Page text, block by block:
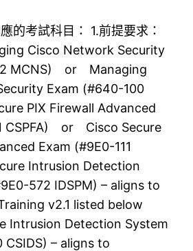
的考試科目： 1.前提要求：
Cisco Network Security
MCNS) or Managing
Exam (#640-100
PIX Firewall Advanced
CSPFA) or Cisco Secure
Exam (#9E0-111
Intrusion Detection
572 IDSPM) – aligns to
v2.1 listed below
Intrusion Detection System
CSIDS) – aligns to